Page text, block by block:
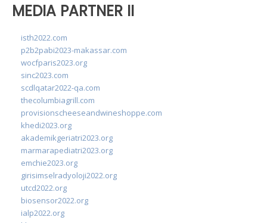
MEDIA PARTNER II
isth2022.com
p2b2pabi2023-makassar.com
wocfparis2023.org
sinc2023.com
scdlqatar2022-qa.com
thecolumbiagrill.com
provisionscheeseandwineshoppe.com
khedi2023.org
akademikgeriatri2023.org
marmarapediatri2023.org
emchie2023.org
girisimselradyoloji2022.org
utcd2022.org
biosensor2022.org
ialp2022.org